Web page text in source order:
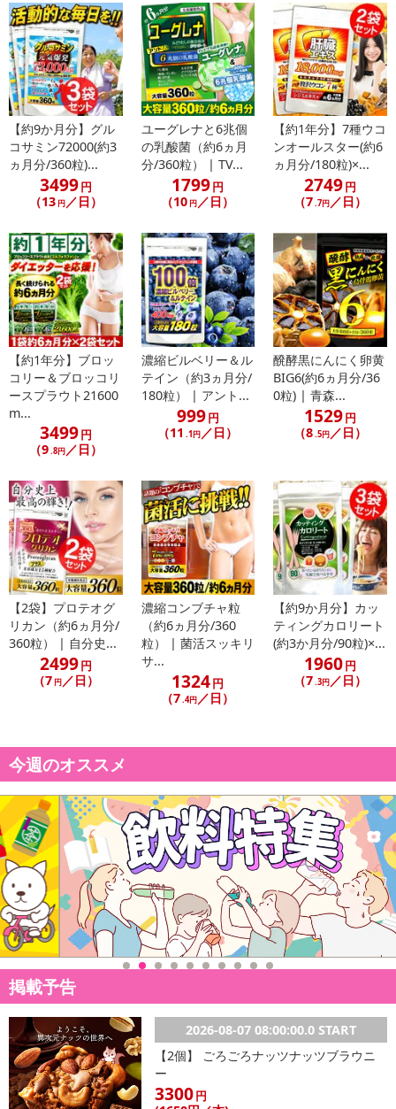
炭水化物の後悔無しに「白いんげん豆」が大活躍！
TVで注目！キノコキトサンで食事の油分の後悔も
とにかく食べたい方に11種の『有用成分』が全対処！
ダイエッターに人気の杜仲茶・雪茶。桑の実も
1日1粒換算で約3ヵ月分！まとめ買いに。大容量の90粒入り
■大好きな食事からの炭水化物・油分・糖質等食べたい時に我慢せず
後悔を断ち切るために特に注目したのが「白インゲン豆」。
炭水化物だけではなく、トンカツや焼肉といった油分が気になる食
事の後悔には、TVでも紹介された『キノコキトサン』。エノキダ
ケ、シイタケ、マイタケなどのキノコ類に含まれるとされ、数年来
人気を誇る定評のある成分です。
「食べても」「食べても」「食べても」もう後悔しない。
［その他様々な面であなたを多目的にサポートする成分にも注目］
・桑の葉の実として知られ、その葉の成分に期待が寄せられる「マ
ルベリーエキス末」「マルベリー末」
・ビタミンやミネラル成分など、不足しがちな様々な成分を豊富に
含む「雪茶」
・日本国内では一時期大ブームとなったダイエッターに今人気の成
分「杜仲茶」
・ネパールなどで食用として食べられる「ウチワサボテンエキス
末」「ウチワサボテン末」
・スッキリとしたい方から人気の「酸化マグネシウム」
・辛み成分でとして有名なカプサイシンを持ち、ダイエット生活サ
【約9か月分】グル
コサミン72000(約3
ヵ月分/360粒)...
3499円
（13 円／日）
ユーグレナと6兆個
の乳酸菌（約6ヵ月
分/360粒） | TV...
1799円
（10 円／日）
【約1年分】7種ウコ
ンオールスター(約6
ヵ月分/180粒)×...
2749円
（7.7円／日）
【約1年分】ブロッ
コリー＆ブロッコリ
ースプラウト21600
m...
3499円
（9.8円／日）
濃縮ビルベリー＆ル
テイン（約3ヵ月分/
180粒） | アント...
999円
（11 .1円／日）
醗酵黒にんにく卵黄
BIG6(約6ヵ月分/36
0粒) | 青森...
1529円
（8.5円／日）
【2袋】プロテオグ
リカン（約6ヵ月分/
360粒） | 自分史...
2499円
（7 円／日）
濃縮コンブチャ粒
（約6ヵ月分/360
粒） | 菌活スッキリ
サ...
1324円
（7.4円 ／日）
【約9か月分】カッ
ティングカロリート
(約3か月分/90粒)×...
1960円
（7.3円 ／日）
今週のオススメ
掲載予告
2026-08-07 08:00:00.0 START
【2個】 ごろごろナッツナッツブラウニ
ー
3300円